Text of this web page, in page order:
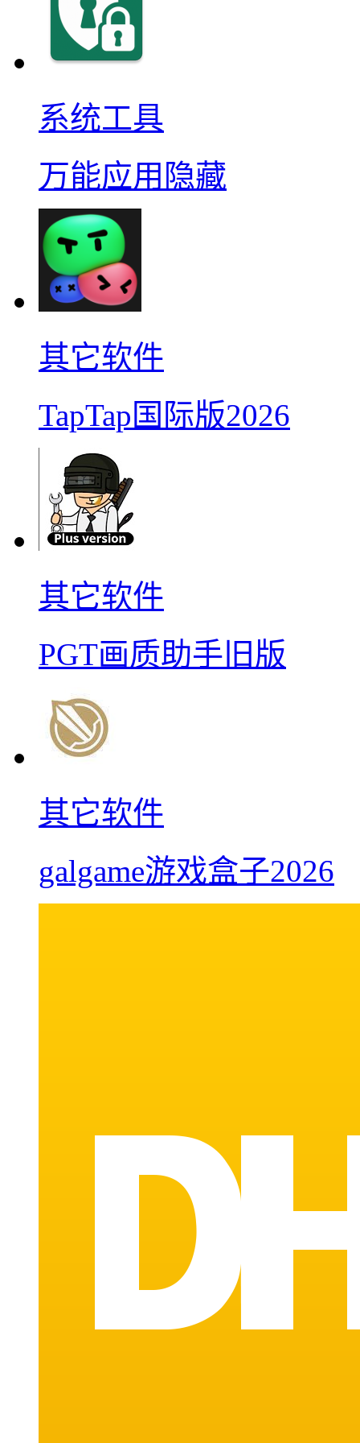
系统工具
万能应用隐藏
其它软件
TapTap国际版2026
其它软件
PGT画质助手旧版
其它软件
galgame游戏盒子2026